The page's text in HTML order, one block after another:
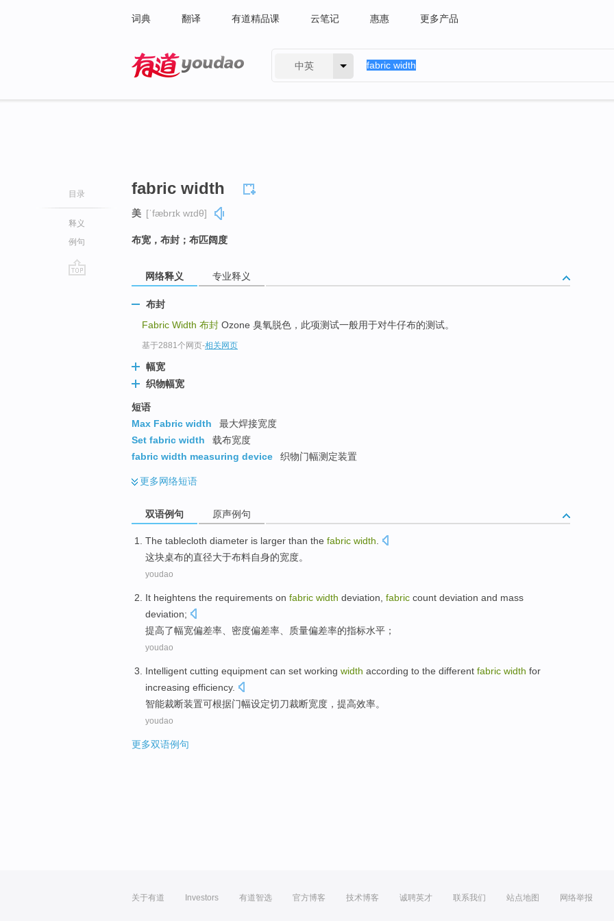
词典 翻译 有道精品课 云笔记 惠惠 更多产品
中英
目录
释义
例句
fabric width
美 [ˈfæbrɪk wɪdθ]
布宽，布封；布匹阔度
网络释义 专业释义
布封
Fabric Width 布封 Ozone 臭氧脱色，此项测试一般用于对牛仔布的测试。
基于2881个网页-相关网页
幅宽
织物幅宽
短语
Max Fabric width
最大焊接宽度
Set fabric width
载布宽度
fabric width measuring device
织物门幅测定装置
更多网络短语
双语例句 原声例句
The tablecloth diameter is larger than the fabric width.
这块桌布的直径大于布料自身的宽度。
youdao
It heightens the requirements on fabric width deviation fabric count deviation and mass
deviation;
提高了幅宽偏差率、密度偏差率、 质量偏差率的指标水平；
youdao
Intelligent cutting equipment can set working width according to the different fabric width for
increasing efficiency.
智能裁断装置可根据门幅设定切刀裁断宽度 ， 提高效率。
youdao
更多双语例句
关于有道 Investors 有道智选 官方博客 技术博客 诚聘英才 联系我们 站点地图 网络举报